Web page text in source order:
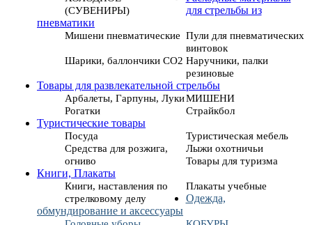
(СУВЕНИРЫ)
для стрельбы из
пневматики
Мишени пневматические Пули для пневматических
винтовок
Шарики, баллончики СО2 Наручники, палки
резиновые
Товары для развлекательной стрельбы
Арбалеты, Гарпуны, ЛукиМИШЕНИ
Рогатки
Страйкбол
Туристические товары
Посуда
Туристическая мебель
Средства для розжига,
огниво
Лыжи охотничьи
Товары для туризма
Книги, Плакаты
Книги, наставления по
стрелковому делу
Плакаты учебные
Одежда,
обмундирование и аксессуары